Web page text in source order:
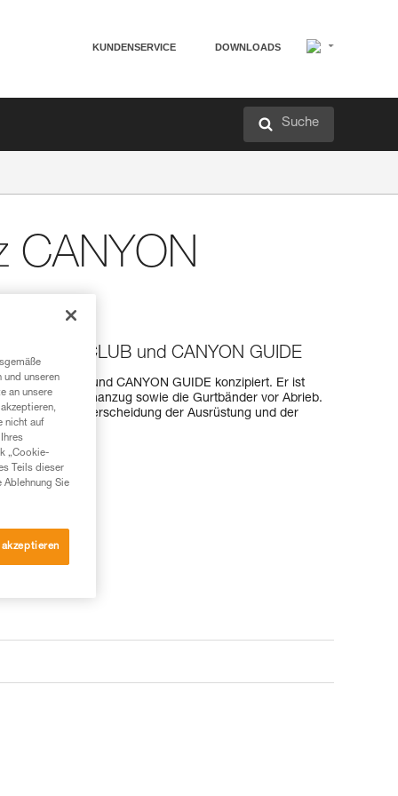
KUNDENSERVICE DOWNLOADS
Suche
CANYON
CLUB und CANYON GUIDE
CLUB und CANYON GUIDE konzipiert. Er ist
den Neoprenanzug sowie die Gurtbänder vor Abrieb.
leichteren Unterscheidung der Ausrüstung und der
und unseren
an unsere
nicht auf
„Cookie-
Teils dieser
Ablehnung Sie